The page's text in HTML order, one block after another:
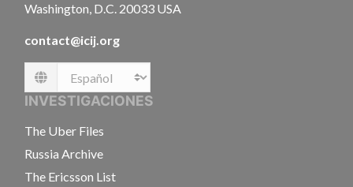
Washington, D.C. 20033 USA
contact@icij.org
Language
INVESTIGACIONES
The Uber Files
Russia Archive
The Ericsson List